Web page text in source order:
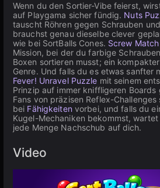
Wenn du den Sortier-Vibe feierst,
auf Playgama sicher fündig. Nuts
tauscht Röhren gegen Schrauben
brauchst genau dieselbe clever
wie bei SortBalls Cones. Screw Match
Mission, bei der du farbige
Boxen sortieren musst; ein
Genre. Und falls du es etwas sanfter
Fever! Unravel Puzzle mit seinem
Prinzip auf immer kniffligeren Boards
Fans von präzisen Reflex-Challenges
bei Fähigkeiten vorbei, und falls du
Kugel-Mechaniken bekommst,
jede Menge Nachschub auf dich.
Video